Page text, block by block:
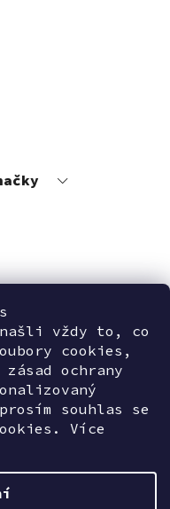
našli vždy to, co
cookies,
ochrany
souhlas se
Více